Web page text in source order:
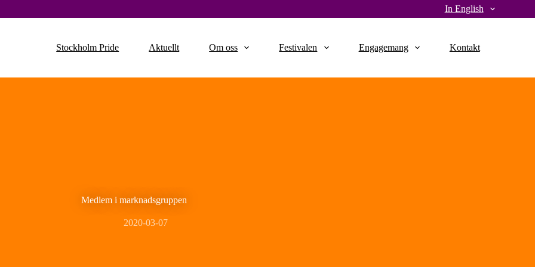
In English
Stockholm Pride Aktuellt Om oss Festivalen Engagemang Kontakt
Medlem i marknadsgruppen
2020-03-07